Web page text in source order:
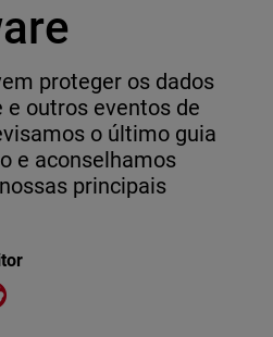
proteger os dados
outros eventos de
o último guia
e aconselhamos
principais
X
Share on Reddit